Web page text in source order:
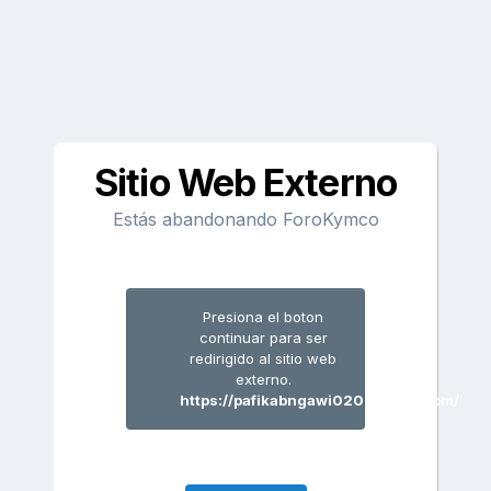
Sitio Web Externo
Estás abandonando ForoKymco
Presiona el boton
continuar para ser
redirigido al sitio web
externo.
https://pafikabngawi020.weebly.com/